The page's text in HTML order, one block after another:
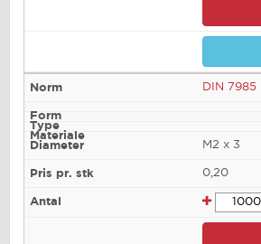
DIN 7985
M2 x 3
0,20